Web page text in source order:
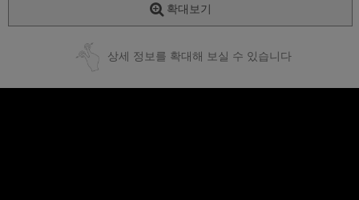
확대보기
상세 정보를 확대해 보실 수 있습니다